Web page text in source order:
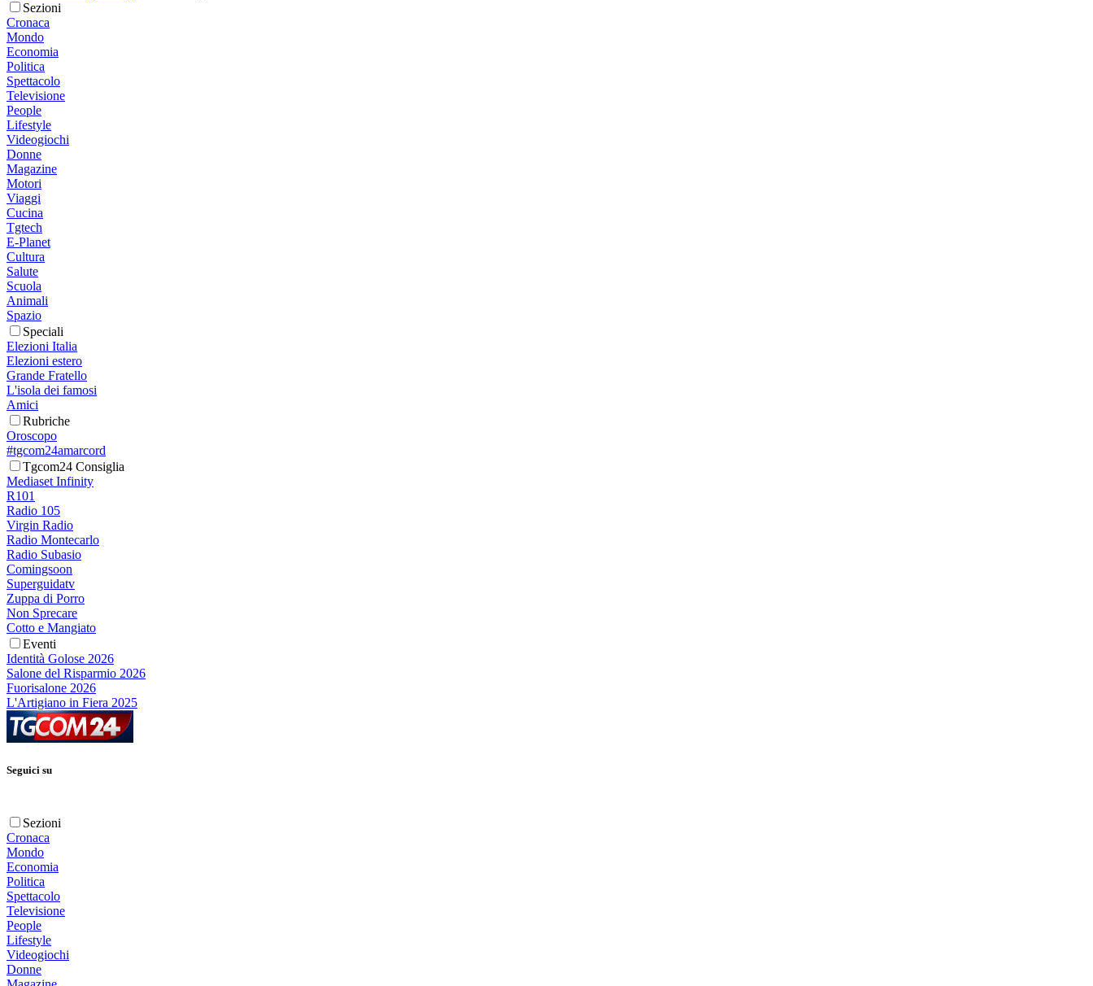
Sezioni
Cronaca
Mondo
Economia
Politica
Spettacolo
Televisione
People
Lifestyle
Videogiochi
Donne
Magazine
Motori
Viaggi
Cucina
Tgtech
E-Planet
Cultura
Salute
Scuola
Animali
Spazio
Speciali
Elezioni Italia
Elezioni estero
Grande Fratello
L'isola dei famosi
Amici
Rubriche
Oroscopo
#tgcom24amarcord
Tgcom24 Consiglia
Mediaset Infinity
R101
Radio 105
Virgin Radio
Radio Montecarlo
Radio Subasio
Comingsoon
Superguidatv
Zuppa di Porro
Non Sprecare
Cotto e Mangiato
Eventi
Identità Golose 2026
Salone del Risparmio 2026
Fuorisalone 2026
L'Artigiano in Fiera 2025
Seguici su
Sezioni
Cronaca
Mondo
Economia
Politica
Spettacolo
Televisione
People
Lifestyle
Videogiochi
Donne